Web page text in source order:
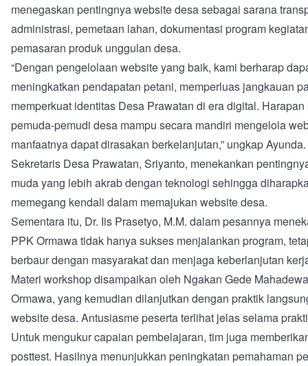
menegaskan pentingnya website desa sebagai sarana
administrasi, pemetaan lahan, dokumentasi program
pemasaran produk unggulan desa.
“Dengan pengelolaan website yang baik, kami berharap
meningkatkan pendapatan petani, memperluas jangkauan
memperkuat identitas Desa Prawatan di era digital. Harapan
pemuda-pemudi desa mampu secara mandiri mengelola
manfaatnya dapat dirasakan berkelanjutan,” ungkap Ayunda.
Sekretaris Desa Prawatan, Sriyanto, menekankan
muda yang lebih akrab dengan teknologi sehingga
memegang kendali dalam memajukan website desa.
Sementara itu, Dr. Iis Prasetyo, M.M. dalam pesannya
PPK Ormawa tidak hanya sukses menjalankan program,
berbaur dengan masyarakat dan menjaga keberlanjutan
Materi workshop disampaikan oleh Ngakan Gede
Ormawa, yang kemudian dilanjutkan dengan praktik
website desa. Antusiasme peserta terlihat jelas selama
Untuk mengukur capaian pembelajaran, tim juga
posttest. Hasilnya menunjukkan peningkatan pemahaman